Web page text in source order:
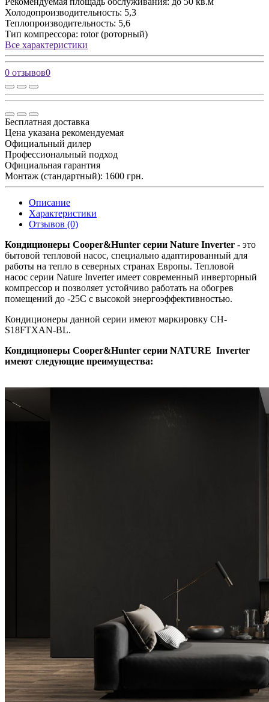
Холодопроизводительность: 5,3
Теплопроизводительность: 5,6
Тип компрессора: rotor (роторный)
Все характеристики
0 отзывов0
Бесплатная доставка
Цена указана рекомендуемая
Официальный дилер
Профессиональный подход
Официальная гарантия
Монтаж (стандартный): 1600 грн.
Описание
Характеристики
Отзывов (0)
Кондиционеры Cooper&Hunter серии Nature Inverter - это
бытовой тепловой насос, специально адаптированный для
работы на тепло в северных странах Европы. Тепловой
насос серии Nature Inverter имеет современный инверторный
компрессор и позволяет устойчиво работать на обогрев
помещений до -25С с высокой энергоэффективностью.
Кондиционеры данной серии имеют маркировку CH-
S18FTXAN-BL.
Кондиционеры Cooper&Hunter серии NATURE Inverter
имеют следующие преимущества: